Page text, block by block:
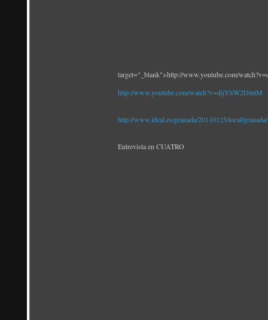
target="_blank">http://www.youtube.com/
http://www.youtube.com/watch?v=dijYSW2DmtM
http://www.ideal.es/granada/20110125/local/
Entrevista en CUATRO